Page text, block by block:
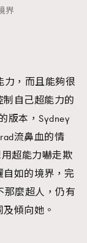
界
力，而且能夠很
自己超能力的
版本，Sydney
流鼻血的情
超能力嚇走欺
如的境界，完
那麼超人，仍有
傾向她。